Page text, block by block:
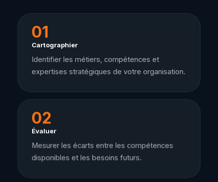
01
Cartographier
Identifier les métiers, compétences et
expertises stratégiques de votre organisation.
02
Évaluer
Mesurer les écarts entre les compétences
disponibles et les besoins futurs.